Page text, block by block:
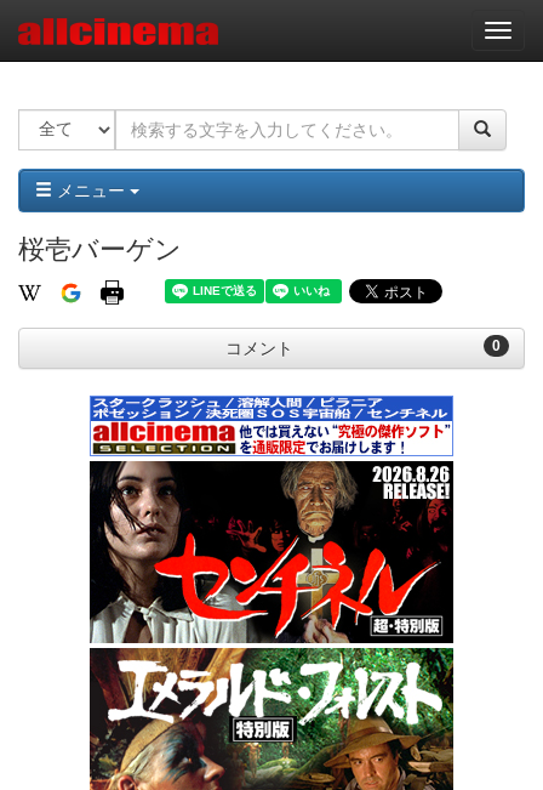
ナ
ビ
ー
ョ
ン
メニュー
桜壱バーゲン
0
コメント